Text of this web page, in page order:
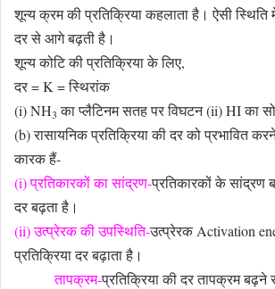
शून्य क्रम की प्रतिक्रिया कहलाता है। ऐसी स्थिति
दर से आगे बढ़ती है।
शून्य कोटि की प्रतिक्रिया के लिए,
दर = K = स्थिरांक
(i) NH3 का प्लैटिनम सतह पर विघटन (ii) HI का
(b) रासायनिक प्रतिक्रिया की दर को प्रभावित
कारक हैं-
(i) प्रतिकारकों का सांद्रण-प्रतिकारकों के सांद्रण
दर बढ़ता है।
(ii) उत्प्रेरक की उपस्थिति-उत्प्रेरक Activation
प्रतिक्रिया दर बढ़ाता है।
तापक्रम-प्रतिक्रिया की दर तापक्रम